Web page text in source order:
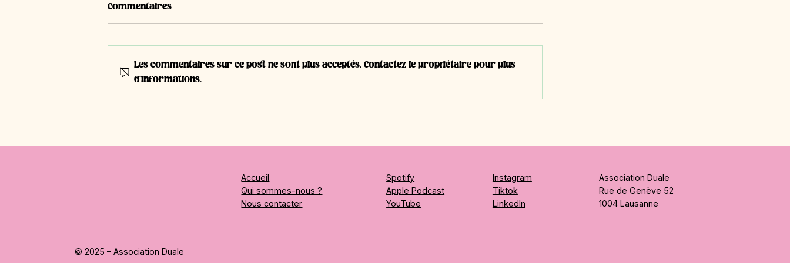
Commentaires
Les commentaires sur ce post ne sont plus acceptés. Contactez le propriétaire pour plus
d'informations.
Accueil
Qui sommes-nous ?
Nous contacter
Spotify
Apple Podcast
YouTube
Instagram
Tiktok
LinkedIn
Association Duale
Rue de Genève 52
1004 Lausanne
© 2025 – Association Duale